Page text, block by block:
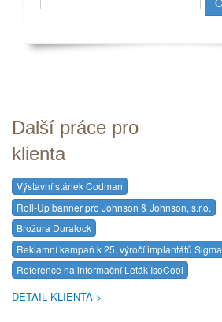
Další práce pro
klienta
Výstavní stánek Codman
Roll-Up banner pro Johnson & Johnson, s.r.o.
Brožura Duralock
Reklamní kampaň k 25. výročí implantátů Sigma
Reference na informační Leták IsoCool
DETAIL KLIENTA